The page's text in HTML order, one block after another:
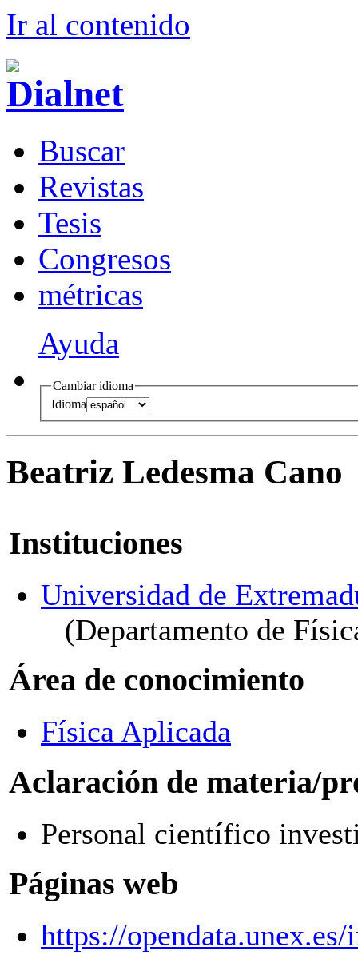
Ir al contenido
Buscar
Revistas
Tesis
Congresos
métricas
Ayuda
Cambiar idioma
Idioma
Beatriz Ledesma Cano
Instituciones
Universidad de
(Departamento de
Área de conocimiento
Física Aplicada
Aclaración de materia/
Personal científico
Páginas web
https://